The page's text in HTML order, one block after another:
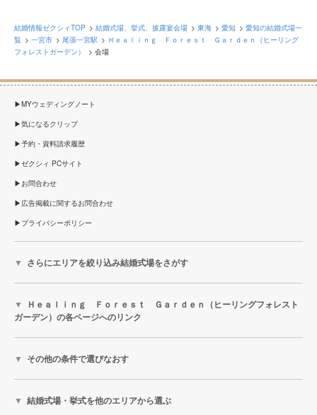
結婚情報ゼクシィTOP 結婚式場、挙式、披露宴会場 東海 愛知
愛知の結婚式場一
覧
一宮市 尾張一宮駅
Ｈｅａｌｉｎｇ Ｆｏｒｅｓｔ Ｇａｒｄｅｎ（ヒーリング
フォレストガーデン）
会場
MYウェディングノート
気になるクリップ
予約・資料請求履歴
ゼクシィ PCサイト
お問合わせ
広告掲載に関するお問合わせ
プライバシーポリシー
さらにエリアを絞り込み結婚式場をさがす
Ｈｅａｌｉｎｇ Ｆｏｒｅｓｔ Ｇａｒｄｅｎ（ヒーリングフォレスト
ガーデン）の各ページへのリンク
その他の条件で選びなおす
結婚式場・挙式を他のエリアから選ぶ